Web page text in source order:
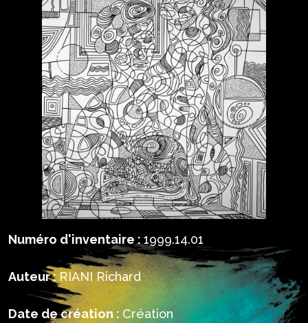
Numéro d'inventaire : 1999.14.01
Auteur : RIANI Richard
Date de création : Création